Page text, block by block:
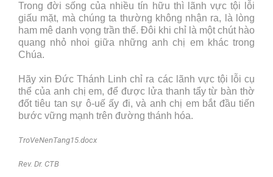
Trong đời sống của nhiều tín hữu thì lãnh vực tội lỗi
giấu mặt, mà chúng ta thường không nhận ra, là lòng
ham mê danh vọng trần thế. Đôi khi chỉ là một chút hào
quang nhỏ nhoi giữa những anh chị em khác trong
Chúa.
Hãy xin Đức Thánh Linh chỉ ra các lãnh vực tội lỗi cụ
thể của anh chị em, để được lửa thanh tẩy từ bàn thờ
đốt tiêu tan sự ô-uế ấy đi, và anh chị em bắt đầu tiến
bước vững mạnh trên đường thánh hóa.
TroVeNenTang15.docx
Rev. Dr. CTB